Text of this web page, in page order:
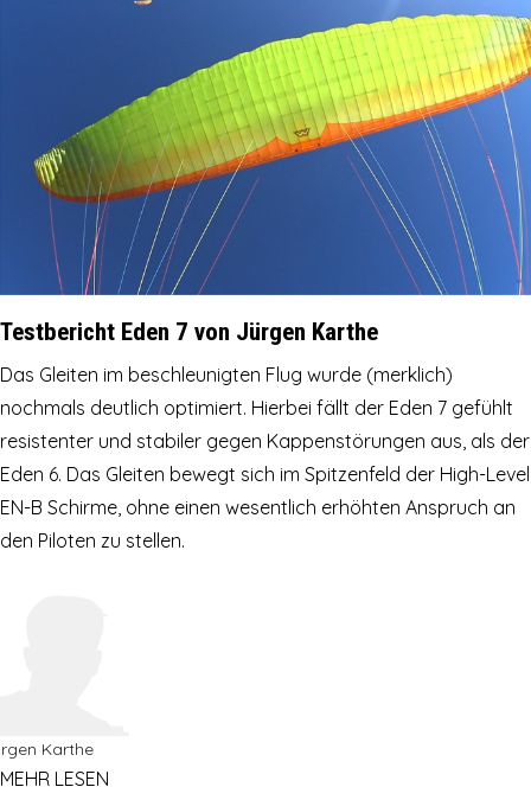
Testbericht Eden 7 von Jürgen Karthe
Das Gleiten im beschleunigten Flug wurde (merklich)
nochmals deutlich optimiert. Hierbei fällt der Eden 7 gefühlt
resistenter und stabiler gegen Kappenstörungen aus, als der
Eden 6. Das Gleiten bewegt sich im Spitzenfeld der High-Level
EN-B Schirme, ohne einen wesentlich erhöhten Anspruch an
den Piloten zu stellen.
Karthe
MEHR LESEN